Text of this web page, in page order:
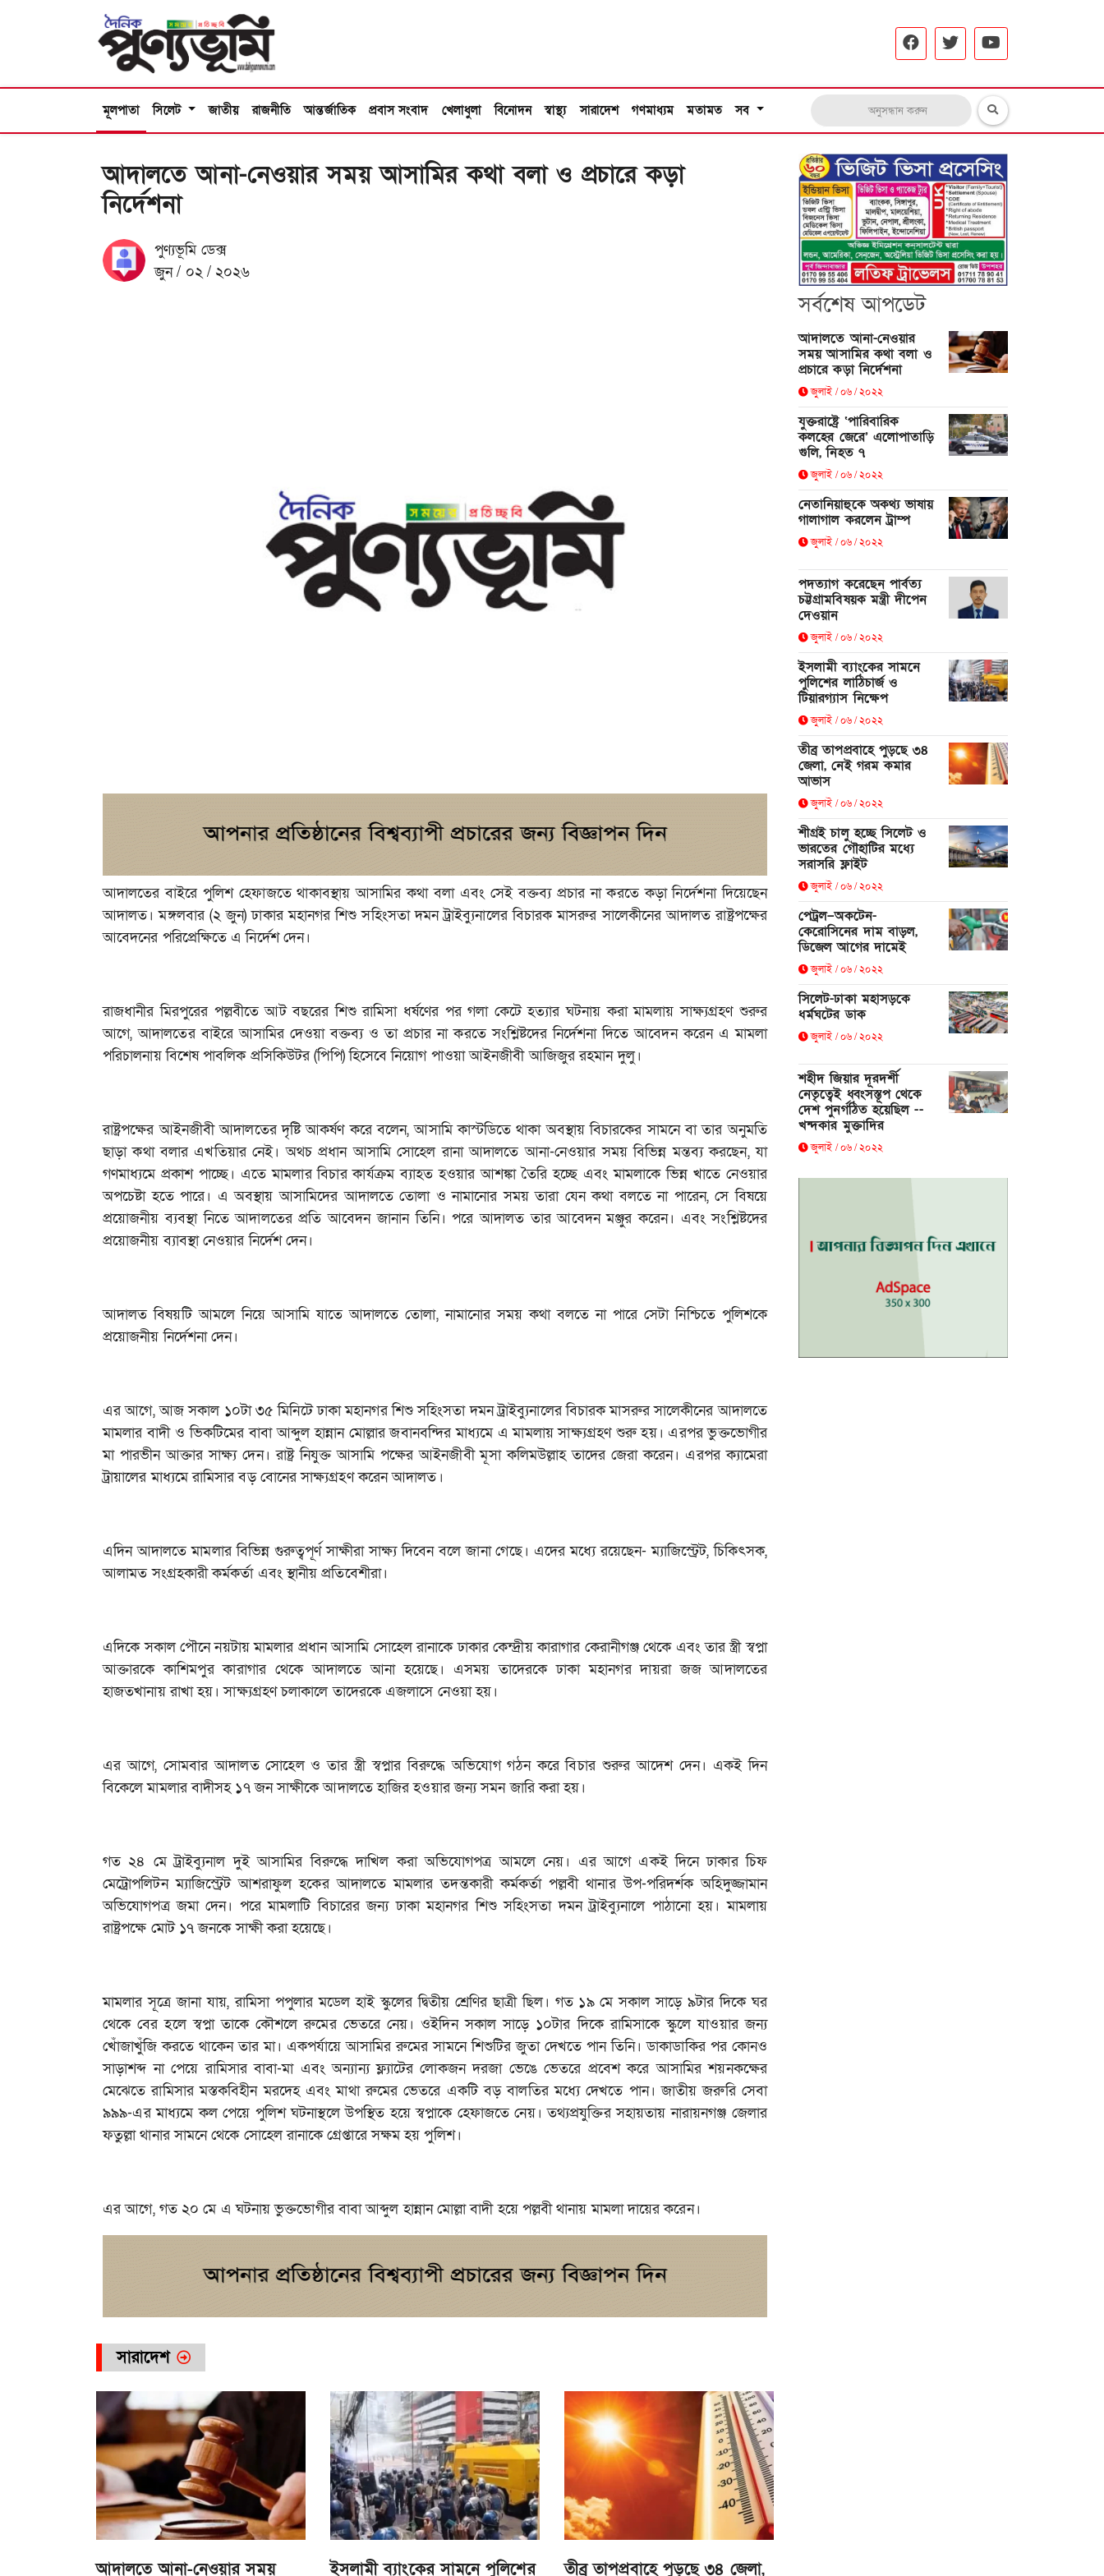
মূলপাতা সিলেট জাতীয় রাজনীতি আন্তর্জাতিক প্রবাস সংবাদ খেলাধুলা বিনোদন স্বাস্থ্য সারাদেশ গণমাধ্যম মতামত সব
আদালতে আনা-নেওয়ার সময় আসামির কথা বলা ও প্রচারে কড়া
নির্দেশনা
পুণ্যভূমি ডেক্স
জুন / ০২ / ২০২৬
আদালতের বাইরে পুলিশ হেফাজতে থাকাবস্থায় আসামির কথা বলা এবং সেই বক্তব্য প্রচার না করতে কড়া নির্দেশনা দিয়েছেন
আদালত। মঙ্গলবার (২ জুন) ঢাকার মহানগর শিশু সহিংসতা দমন ট্রাইব্যুনালের বিচারক মাসরুর সালেকীনের আদালত রাষ্ট্রপক্ষের
আবেদনের পরিপ্রেক্ষিতে এ নির্দেশ দেন।
রাজধানীর মিরপুরের পল্লবীতে আট বছরের শিশু রামিসা ধর্ষণের পর গলা কেটে হত্যার ঘটনায় করা মামলায় সাক্ষ্যগ্রহণ শুরুর
আগে, আদালতের বাইরে আসামির দেওয়া বক্তব্য ও তা প্রচার না করতে সংশ্লিষ্টদের নির্দেশনা দিতে আবেদন করেন এ মামলা
পরিচালনায় বিশেষ পাবলিক প্রসিকিউটর (পিপি) হিসেবে নিয়োগ পাওয়া আইনজীবী আজিজুর রহমান দুলু।
রাষ্ট্রপক্ষের আইনজীবী আদালতের দৃষ্টি আকর্ষণ করে বলেন, আসামি কাস্টডিতে থাকা অবস্থায় বিচারকের সামনে বা তার অনুমতি
ছাড়া কথা বলার এখতিয়ার নেই। অথচ প্রধান আসামি সোহেল রানা আদালতে আনা-নেওয়ার সময় বিভিন্ন মন্তব্য করছেন, যা
গণমাধ্যমে প্রকাশ পাচ্ছে। এতে মামলার বিচার কার্যক্রম ব্যাহত হওয়ার আশঙ্কা তৈরি হচ্ছে এবং মামলাকে ভিন্ন খাতে নেওয়ার
অপচেষ্টা হতে পারে। এ অবস্থায় আসামিদের আদালতে তোলা ও নামানোর সময় তারা যেন কথা বলতে না পারেন, সে বিষয়ে
প্রয়োজনীয় ব্যবস্থা নিতে আদালতের প্রতি আবেদন জানান তিনি। পরে আদালত তার আবেদন মঞ্জুর করেন। এবং সংশ্লিষ্টদের
প্রয়োজনীয় ব্যাবস্থা নেওয়ার নির্দেশ দেন।
আদালত বিষয়টি আমলে নিয়ে আসামি যাতে আদালতে তোলা, নামানোর সময় কথা বলতে না পারে সেটা নিশ্চিতে পুলিশকে
প্রয়োজনীয় নির্দেশনা দেন।
এর আগে, আজ সকাল ১০টা ৩৫ মিনিটে ঢাকা মহানগর শিশু সহিংসতা দমন ট্রাইব্যুনালের বিচারক মাসরুর সালেকীনের আদালতে
মামলার বাদী ও ভিকটিমের বাবা আব্দুল হান্নান মোল্লার জবানবন্দির মাধ্যমে এ মামলায় সাক্ষ্যগ্রহণ শুরু হয়। এরপর ভুক্তভোগীর
মা পারভীন আক্তার সাক্ষ্য দেন। রাষ্ট্র নিযুক্ত আসামি পক্ষের আইনজীবী মূসা কলিমউল্লাহ তাদের জেরা করেন। এরপর ক্যামেরা
ট্রায়ালের মাধ্যমে রামিসার বড় বোনের সাক্ষ্যগ্রহণ করেন আদালত।
এদিন আদালতে মামলার বিভিন্ন গুরুত্বপূর্ণ সাক্ষীরা সাক্ষ্য দিবেন বলে জানা গেছে। এদের মধ্যে রয়েছেন- ম্যাজিস্ট্রেট, চিকিৎসক,
আলামত সংগ্রহকারী কর্মকর্তা এবং স্থানীয় প্রতিবেশীরা।
এদিকে সকাল পৌনে নয়টায় মামলার প্রধান আসামি সোহেল রানাকে ঢাকার কেন্দ্রীয় কারাগার কেরানীগঞ্জ থেকে এবং তার স্ত্রী স্বপ্না
আক্তারকে কাশিমপুর কারাগার থেকে আদালতে আনা হয়েছে। এসময় তাদেরকে ঢাকা মহানগর দায়রা জজ আদালতের
হাজতখানায় রাখা হয়। সাক্ষ্যগ্রহণ চলাকালে তাদেরকে এজলাসে নেওয়া হয়।
এর আগে, সোমবার আদালত সোহেল ও তার স্ত্রী স্বপ্নার বিরুদ্ধে অভিযোগ গঠন করে বিচার শুরুর আদেশ দেন। একই দিন
বিকেলে মামলার বাদীসহ ১৭ জন সাক্ষীকে আদালতে হাজির হওয়ার জন্য সমন জারি করা হয়।
গত ২৪ মে ট্রাইব্যুনাল দুই আসামির বিরুদ্ধে দাখিল করা অভিযোগপত্র আমলে নেয়। এর আগে একই দিনে ঢাকার চিফ
মেট্রোপলিটন ম্যাজিস্ট্রেট আশরাফুল হকের আদালতে মামলার তদন্তকারী কর্মকর্তা পল্লবী থানার উপ-পরিদর্শক অহিদুজ্জামান
অভিযোগপত্র জমা দেন। পরে মামলাটি বিচারের জন্য ঢাকা মহানগর শিশু সহিংসতা দমন ট্রাইব্যুনালে পাঠানো হয়। মামলায়
রাষ্ট্রপক্ষে মোট ১৭ জনকে সাক্ষী করা হয়েছে।
মামলার সূত্রে জানা যায়, রামিসা পপুলার মডেল হাই স্কুলের দ্বিতীয় শ্রেণির ছাত্রী ছিল। গত ১৯ মে সকাল সাড়ে ৯টার দিকে ঘর
থেকে বের হলে স্বপ্না তাকে কৌশলে রুমের ভেতরে নেয়। ওইদিন সকাল সাড়ে ১০টার দিকে রামিসাকে স্কুলে যাওয়ার জন্য
খোঁজাখুঁজি করতে থাকেন তার মা। একপর্যায়ে আসামির রুমের সামনে শিশুটির জুতা দেখতে পান তিনি। ডাকাডাকির পর কোনও
সাড়াশব্দ না পেয়ে রামিসার বাবা-মা এবং অন্যান্য ফ্ল্যাটের লোকজন দরজা ভেঙে ভেতরে প্রবেশ করে আসামির শয়নকক্ষের
মেঝেতে রামিসার মস্তকবিহীন মরদেহ এবং মাথা রুমের ভেতরে একটি বড় বালতির মধ্যে দেখতে পান। জাতীয় জরুরি সেবা
৯৯৯-এর মাধ্যমে কল পেয়ে পুলিশ ঘটনাস্থলে উপস্থিত হয়ে স্বপ্নাকে হেফাজতে নেয়। তথ্যপ্রযুক্তির সহায়তায় নারায়নগঞ্জ জেলার
ফতুল্লা থানার সামনে থেকে সোহেল রানাকে গ্রেপ্তারে সক্ষম হয় পুলিশ।
এর আগে, গত ২০ মে এ ঘটনায় ভুক্তভোগীর বাবা আব্দুল হান্নান মোল্লা বাদী হয়ে পল্লবী থানায় মামলা দায়ের করেন।
সারাদেশ
আদালতে আনা-নেওয়ার সময়
ইসলামী ব্যাংকের সামনে পুলিশের
তীব্র তাপপ্রবাহে পুড়ছে ৩৪ জেলা,
সর্বশেষ আপডেট
আদালতে আনা-নেওয়ার
সময় আসামির কথা বলা ও
প্রচারে কড়া নির্দেশনা
জুলাই / ০৬ / ২০২২
যুক্তরাষ্ট্রে ‘পারিবারিক
কলহের জেরে’ এলোপাতাড়ি
গুলি, নিহত ৭
জুলাই / ০৬ / ২০২২
নেতানিয়াহুকে অকথ্য ভাষায়
গালাগাল করলেন ট্রাম্প
জুলাই / ০৬ / ২০২২
পদত্যাগ করেছেন পার্বত্য
চট্টগ্রামবিষয়ক মন্ত্রী দীপেন
দেওয়ান
জুলাই / ০৬ / ২০২২
ইসলামী ব্যাংকের সামনে
পুলিশের লাঠিচার্জ ও
টিয়ারগ্যাস নিক্ষেপ
জুলাই / ০৬ / ২০২২
তীব্র তাপপ্রবাহে পুড়ছে ৩৪
জেলা, নেই গরম কমার
আভাস
জুলাই / ০৬ / ২০২২
শীগ্রই চালু হচ্ছে সিলেট ও
ভারতের গৌহাটির মধ্যে
সরাসরি ফ্লাইট
জুলাই / ০৬ / ২০২২
পেট্রল–অকটেন-
কেরোসিনের দাম বাড়ল,
ডিজেল আগের দামেই
জুলাই / ০৬ / ২০২২
সিলেট-ঢাকা মহাসড়কে
ধর্মঘটের ডাক
জুলাই / ০৬ / ২০২২
শহীদ জিয়ার দূরদর্শী
নেতৃত্বেই ধ্বংসস্তূপ থেকে
দেশ পুনর্গঠিত হয়েছিল --
খন্দকার মুক্তাদির
জুলাই / ০৬ / ২০২২